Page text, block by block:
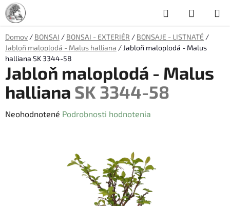
Prejsť
na
obsah
Hľadať
KOŠÍK
Domov / BONSAI / BONSAI - EXTERIÉR / BONSAJE - LISTNATÉ /
Jabloň maloplodá - Malus halliana / Jabloň maloplodá - Malus
halliana SK 3344-58
Jabloň maloplodá - Malus
halliana SK 3344-58
Priemerné
Neohodnotené Podrobnosti hodnotenia